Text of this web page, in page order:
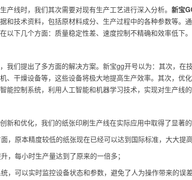
产线时，我们其次需要对现有生产工艺进行深入分析。 新宝
和技术资料，包括原材料成分、生产过程中的各种参数等。
以下几个方面：质量稳定性差、速度控制不精确和效率低下。
我们提出了多方面的解决方案。新宝gg开号以为：其次，在
、干燥设备等，这些设备将极大地提高生产效率。其次，优
能控制系统，利用人工智能和机器学习技术，实现对生产线
新和优化，我们的纸张印刷生产线在实际应用中取得了显著的
，原本精度较低的纸张现在已经可以达到国际标准，大大提高
，每小时生产量达到了原来的一倍多；
，可以实时监控设备状态和参数，避免了人为操作带来的误差